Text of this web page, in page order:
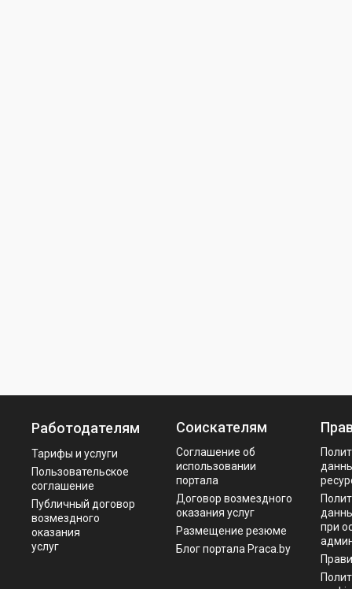
Работодателям
Тарифы и услуги
Пользовательское
соглашение
Публичный договор
возмездного
оказания
услуг
Соискателям
Соглашение об
использовании
портала
Договор возмездного
оказания услуг
Размещение резюме
Блог портала Praca.by
при